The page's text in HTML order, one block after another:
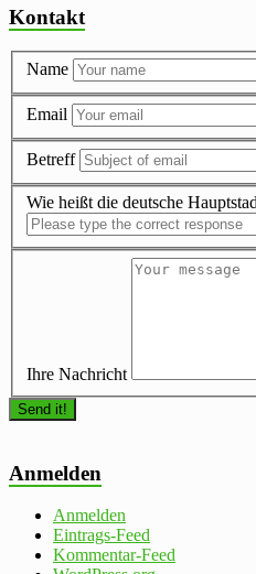
Kontakt
Name
Email
Betreff
Wie heißt die deutsche
Ihre Nachricht
Anmelden
Anmelden
Eintrags-Feed
Kommentar-Feed